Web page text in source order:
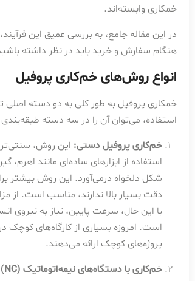
خمکاری وابسته‌اند.
در این مقاله جامع، به بررسی عمیق این
هنگام سفارش و خرید باید در نظر داشته
انواع روش‌های خم‌کاری پروفیل
خمکاری پروفیل به طور کلی به دو دسته
استفاده، می‌توان آن را در سه دسته
خم‌کاری پروفیل دستی: این روش،
استفاده از ابزارهای ساده‌ای مانند
شکل دلخواه درمی‌آورد. این روش بیشتر
دقت بسیار بالا ندارند، مناسب است. از
با این حال، سرعت پایین، نیاز به
است. امروزه بسیاری از کارگاه‌های کوچک در
پروژه‌های کوچک ارائه می‌دهند.
خم‌کاری با دستگاه‌های نیمه‌اتوماتیک (NC):